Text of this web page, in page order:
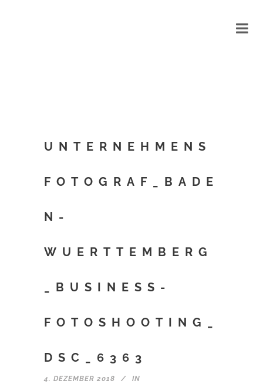
UNTERNEHMENS
FOTOGRAF_BADE
N-
WUERTTEMBERG
_BUSINESS-
FOTOSHOOTING_
DSC_6363
4. DEZEMBER 2018 IN